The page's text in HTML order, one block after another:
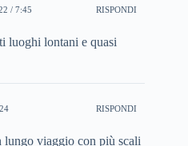
/ 7:45 RISPONDI
luoghi lontani e quasi
RISPONDI
viaggio con più scali